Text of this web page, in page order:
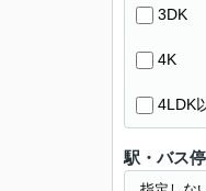
3DK
4K
4LDK
駅・バス